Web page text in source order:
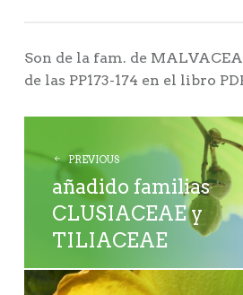
Son de la fam. de
de las PP173-174 en el libro
NAVIGATION
PREVIOUS
añadido familias
CLUSIACEAE y
TILIACEAE